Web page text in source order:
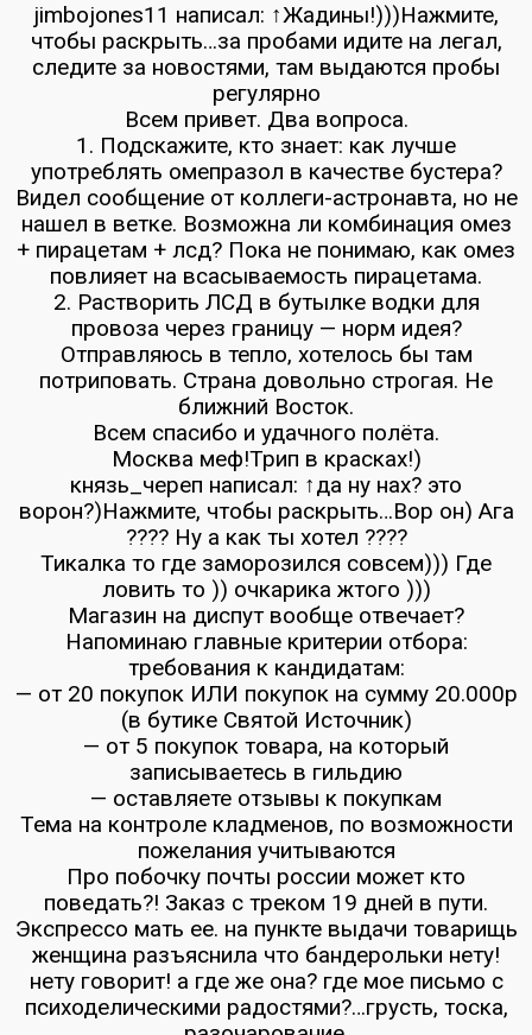
jimbojones11 написал: ↑Жадины!)))Нажмите,
чтобы раскрыть…за пробами идите на легал,
следите за новостями, там выдаются пробы
регулярно
Всем привет. Два вопроса.
1. Подскажите, кто знает: как лучше
употреблять омепразол в качестве бустера?
Видел сообщение от коллеги-астронавта, но не
нашел в ветке. Возможна ли комбинация омез
+ пирацетам + лсд? Пока не понимаю, как омез
повлияет на всасываемость пирацетама.
2. Растворить ЛСД в бутылке водки для
провоза через границу — норм идея?
Отправляюсь в тепло, хотелось бы там
потриповать. Страна довольно строгая. Не
ближний Восток.
Всем спасибо и удачного полёта.
Москва меф!Трип в красках!)
князь_череп написал: ↑да ну нах? это
ворон?)Нажмите, чтобы раскрыть…Вор он) Ага
???? Ну а как ты хотел ????
Тикалка то где заморозился совсем))) Где
ловить то )) очкарика жтого )))
Магазин на диспут вообще отвечает?
Напоминаю главные критерии отбора:
требования к кандидатам:
— от 20 покупок ИЛИ покупок на сумму 20.000р
(в бутике Святой Источник)
— от 5 покупок товара, на который
записываетесь в гильдию
— оставляете отзывы к покупкам
Тема на контроле кладменов, по возможности
пожелания учитываются
Про побочку почты россии может кто
поведать?! Заказ с треком 19 дней в пути.
Экспрессо мать ее. на пункте выдачи товарищь
женщина разъяснила что бандерольки нету!
нету говорит! а где же она? где мое письмо с
психоделическими радостями?…грусть, тоска,